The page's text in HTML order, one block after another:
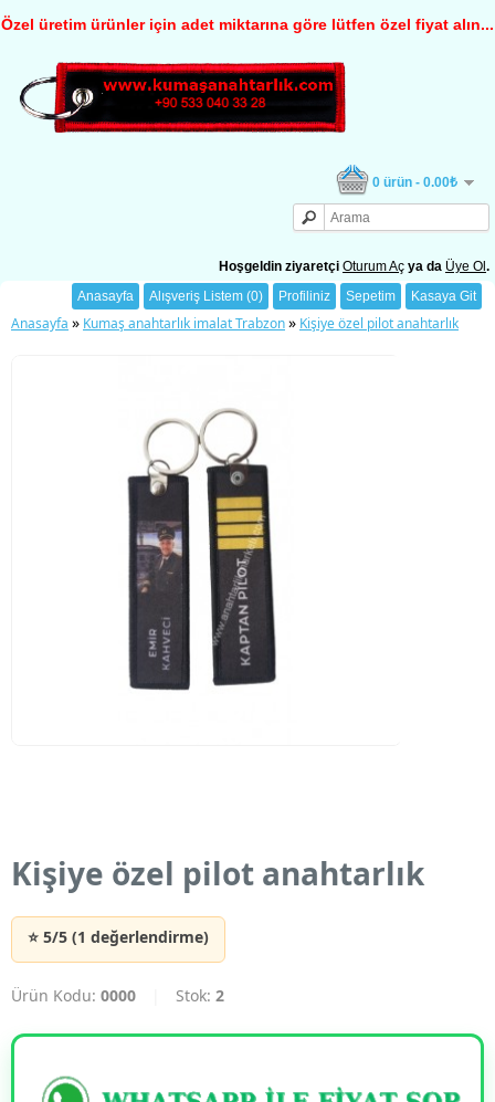
Özel üretim ürünler için adet miktarına göre lütfen özel fiyat alın...
0 ürün - 0.00₺
Hoşgeldin ziyaretçi Oturum Aç ya da Üye Ol .
Anasayfa
Alışveriş Listem (0) Profiliniz Sepetim Kasaya Git
Anasayfa » Kumaş anahtarlık imalat Trabzon» Kişiye özel pilot anahtarlık
Kişiye özel pilot anahtarlık
⭐ 5/5 (1 değerlendirme)
Ürün Kodu: 0000 Stok: 2